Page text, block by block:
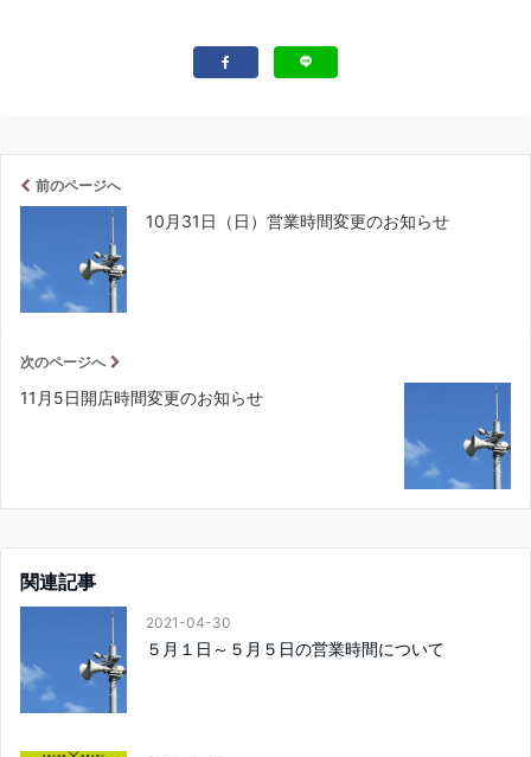
前のページへ
10月31日（日）営業時間変更のお知らせ
次のページへ
11月5日開店時間変更のお知らせ
関連記事
2021-04-30
５月１日～５月５日の営業時間について